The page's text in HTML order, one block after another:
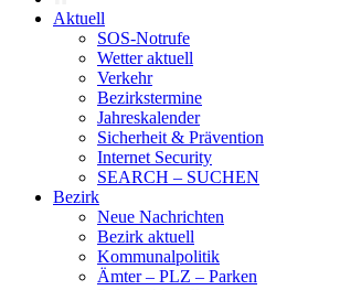
Aktuell
SOS-Notrufe
Wetter aktuell
Verkehr
Bezirkstermine
Jahreskalender
Sicherheit & Prävention
Internet Security
SEARCH – SUCHEN
Bezirk
Neue Nachrichten
Bezirk aktuell
Kommunalpolitik
Ämter – PLZ – Parken